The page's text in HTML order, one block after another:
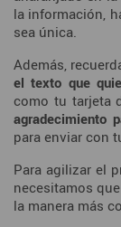
la información,
sea única.
Además,
el texto que
como tu tarjeta
agradecimiento
para enviar con
Para agilizar el
necesitamos
la manera más